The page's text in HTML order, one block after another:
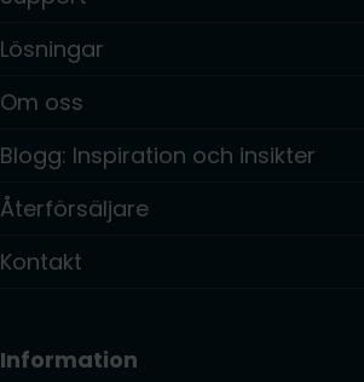
Lösningar
Om oss
Blogg: Inspiration och insikter
Återförsäljare
Kontakt
Information